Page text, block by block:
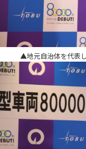
▲地元自治体を代表